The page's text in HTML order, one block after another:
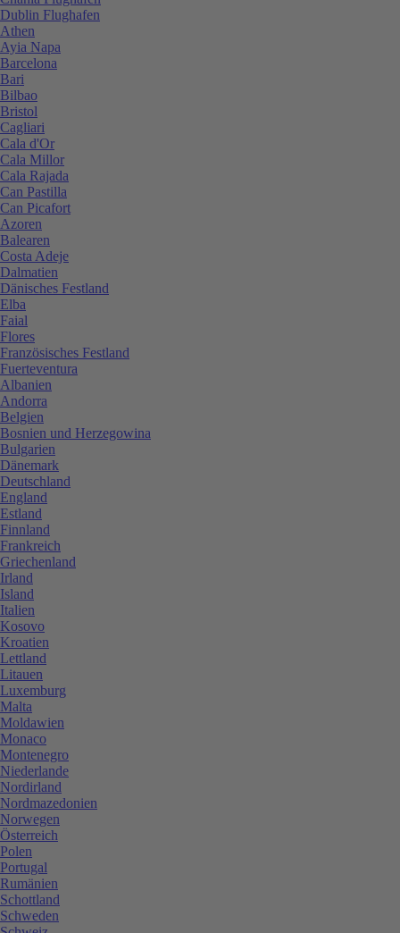
Dublin Flughafen
Athen
Ayia Napa
Barcelona
Bari
Bilbao
Bristol
Cagliari
Cala d'Or
Cala Millor
Cala Rajada
Can Pastilla
Can Picafort
Azoren
Balearen
Costa Adeje
Dalmatien
Dänisches Festland
Elba
Faial
Flores
Französisches Festland
Fuerteventura
Albanien
Andorra
Belgien
Bosnien und Herzegowina
Bulgarien
Dänemark
Deutschland
England
Estland
Finnland
Frankreich
Griechenland
Irland
Island
Italien
Kosovo
Kroatien
Lettland
Litauen
Luxemburg
Malta
Moldawien
Monaco
Montenegro
Niederlande
Nordirland
Nordmazedonien
Norwegen
Österreich
Polen
Portugal
Rumänien
Schottland
Schweden